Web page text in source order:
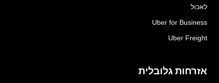
לאכול
Uber for Business
Uber Freight
אזרחות גלובלית